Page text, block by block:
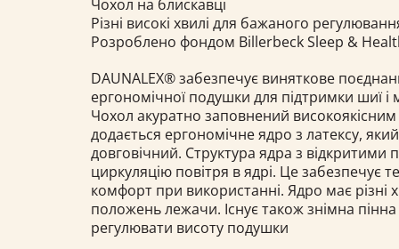
Чохол на блискавці
Різні високі хвилі для бажаного
Розроблено фондом Billerbeck Sleep &
DAUNALEX® забезпечує виняткове
ергономічної подушки для підтримки шиї і
Чохол акуратно заповнений
додається ергономічне ядро ​​з латексу,
довговічний. Структура ядра з відкритими
циркуляцію повітря в ядрі. Це забезпечує
комфорт при використанні. Ядро має різні
положень лежачи. Існує також знімна
регулювати висоту подушки